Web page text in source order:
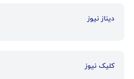
دیناز نیوز
کلیک نیوز